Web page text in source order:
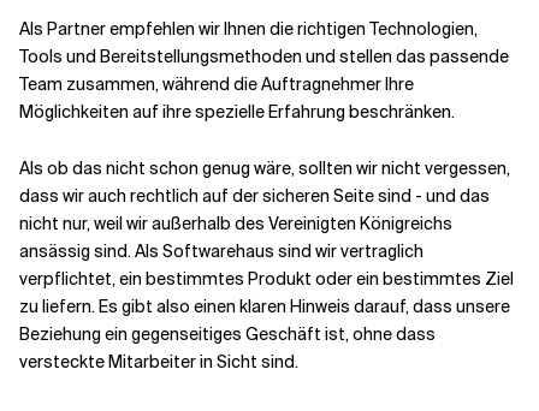
Als Partner empfehlen wir Ihnen die richtigen Technologien,
Tools und Bereitstellungsmethoden und stellen das passende
Team zusammen, während die Auftragnehmer Ihre
Möglichkeiten auf ihre spezielle Erfahrung beschränken.
Als ob das nicht schon genug wäre, sollten wir nicht vergessen,
dass wir auch rechtlich auf der sicheren Seite sind - und das
nicht nur, weil wir außerhalb des Vereinigten Königreichs
ansässig sind. Als Softwarehaus sind wir vertraglich
verpflichtet, ein bestimmtes Produkt oder ein bestimmtes Ziel
zu liefern. Es gibt also einen klaren Hinweis darauf, dass unsere
Beziehung ein gegenseitiges Geschäft ist, ohne dass
versteckte Mitarbeiter in Sicht sind.